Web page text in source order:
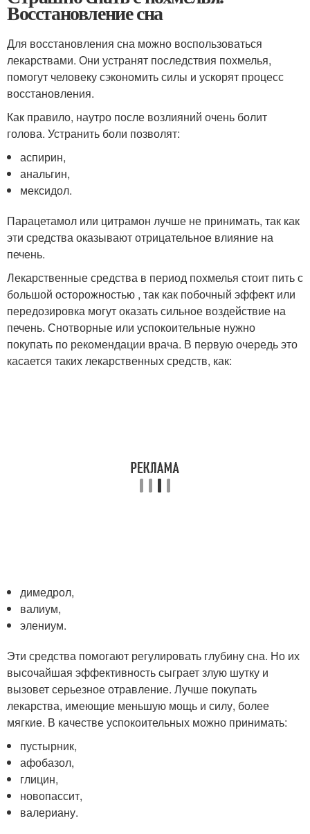
Восстановление сна
Для восстановления сна можно воспользоваться
лекарствами. Они устранят последствия похмелья,
помогут человеку сэкономить силы и ускорят процесс
восстановления.
Как правило, наутро после возлияний очень болит
голова. Устранить боли позволят:
аспирин,
анальгин,
мексидол.
Парацетамол или цитрамон лучше не принимать, так как
эти средства оказывают отрицательное влияние на
печень.
Лекарственные средства в период похмелья стоит пить с
большой осторожностью , так как побочный эффект или
передозировка могут оказать сильное воздействие на
печень. Снотворные или успокоительные нужно
покупать по рекомендации врача. В первую очередь это
касается таких лекарственных средств, как:
димедрол,
валиум,
элениум.
Эти средства помогают регулировать глубину сна. Но их
высочайшая эффективность сыграет злую шутку и
вызовет серьезное отравление. Лучше покупать
лекарства, имеющие меньшую мощь и силу, более
мягкие. В качестве успокоительных можно принимать:
пустырник,
афобазол,
глицин,
новопассит,
валериану.